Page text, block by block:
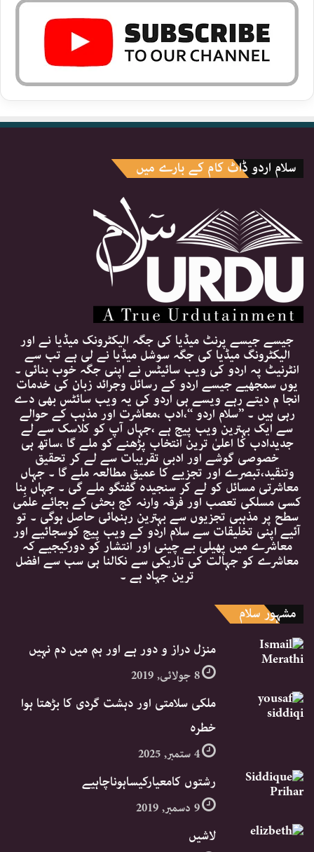
سلام اردو ڈاٹ کام کے بارے میں
جیسے جیسے پرنٹ میڈیا کی جگہ الیکٹرونک میڈیا نے اور
الیکٹرونگ میڈیا کی جگہ سوشل میڈیا نے لی ہے تب سے
انٹرنیٹ پہ اردو کی ویب سائیٹس نے اپنی جگہ خوب بنائی ۔
یوں سمجھیے جیسے اردو کے رسائل وجرائد زبان کی خدمات
انجا م دیتے رہے ویسے ہی اردو کی یہ ویب سائٹس بھی دے
رہی ہیں ۔ ’’سلام اردو ‘‘،ادب ،معاشرت اور مذہب کے حوالے
سے ایک بہترین ویب پیج ہے ،جہاں آپ کو کلاسک سے لے
جدیدادب کا اعلیٰ ترین انتخاب پڑھنے کو ملے گا ،ساتھ ہی
خصوصی گوشے اور ادبی تقریبات سے لے کر تحقیق
وتنقید،تبصرے اور تجزیے کا عمیق مطالعہ ملے گا ۔ جہاں
معاشرتی مسائل کو لے کر سنجیدہ گفتگو ملے گی ۔ جہاں بِنا
کسی مسلکی تعصب اور فرقہ وارنہ کج بحثی کے بجائے علمی
سطح پر مذہبی تجزیوں سے بہترین رہنمائی حاصل ہوگی ۔ تو
آئیے اپنی تخلیقات سے سلام اردو کے ویب پیج کوسجائیے اور
معاشرے میں پھیلی بے چینی اور انتشار کو دورکیجیے کہ
معاشرے کو جہالت کی تاریکی سے نکالنا ہی سب سے افضل
ترین جہاد ہے ۔
مشہور سلام
منزل دراز و دور ہے اور ہم میں دم نہیں
8 جولائی, 2019
ملکی سلامتی اور دہشت گردی کا بڑھتا ہوا
خطرہ
4 ستمبر, 2025
رشتوں کامعیارکیساہوناچاہیے
9 دسمبر, 2019
لاشیں